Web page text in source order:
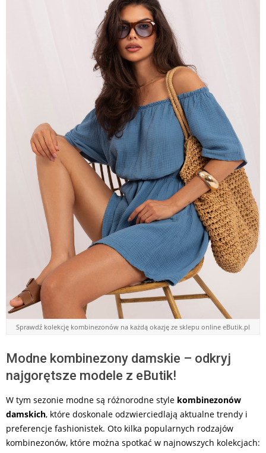
Sprawdź kolekcję kombinezonów na każdą okazję ze sklepu online eButik.pl
Modne kombinezony damskie – odkryj
najgorętsze modele z eButik!
W tym sezonie modne są różnorodne style kombinezonów
damskich, które doskonale odzwierciedlają aktualne trendy i
preferencje fashionistek. Oto kilka popularnych rodzajów
kombinezonów, które można spotkać w najnowszych kolekcjach: